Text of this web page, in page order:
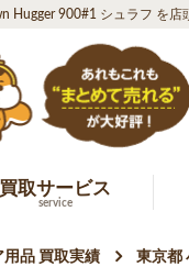
Hugger 900#1 シュラフ を店
買取サービス
service
用品 買取実績 東京都